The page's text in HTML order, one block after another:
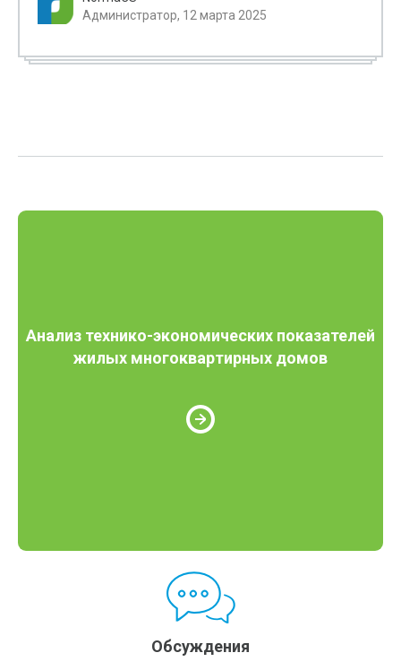
Администратор, 12 марта 2025
Анализ технико-экономических показателей
жилых многоквартирных домов
Обсуждения